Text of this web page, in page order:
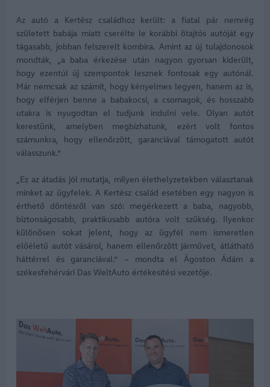
Az autó a Kertész családhoz került: a fiatal pár nemrég
született babája miatt cserélte le korábbi ötajtós autóját egy
tágasabb, jobban felszerelt kombira. Amint az új tulajdonosok
mondták, „a baba érkezése után nagyon gyorsan kiderült,
hogy ezentúl új szempontok lesznek fontosak egy autónál.
Már nemcsak az számít, hogy kényelmes legyen, hanem az is,
hogy elférjen benne a babakocsi, a csomagok, és hosszabb
utakra is nyugodtan el tudjunk indulni vele. Olyan autót
kerestünk, amelyben megbízhatunk, ezért volt fontos
számunkra, hogy ellenőrzött, garanciával támogatott autót
válasszunk.”
„Ez az átadás jól mutatja, milyen élethelyzetekben választanak
minket az ügyfelek. A Kertész család esetében egy nagyon is
érthető döntésről van szó: megérkezett a baba, nagyobb,
biztonságosabb, praktikusabb autóra volt szükség. Ilyenkor
különösen sokat jelent, hogy az ügyfél nem ismeretlen
előéletű autót vásárol, hanem ellenőrzött járművet, átlátható
háttérrel és garanciával.” – mondta el Ágoston Ádám a
székesfehérvári Das WeltAuto értékesítési vezetője.